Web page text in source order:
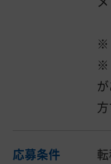
※
※
応募条件